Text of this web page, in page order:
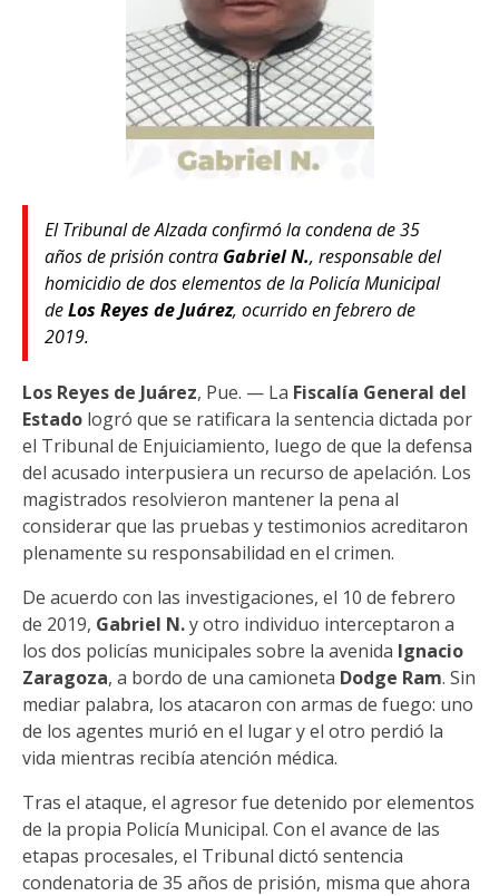
El Tribunal de Alzada confirmó la condena de 35
años de prisión contra Gabriel N., responsable del
homicidio de dos elementos de la Policía Municipal
deLos Reyes de Juárez, ocurrido en febrero de
2019.
Los Reyes de Juárez, Pue. — La Fiscalía General del
Estado logró que se ratificara la sentencia dictada por
el Tribunal de Enjuiciamiento, luego de que la defensa
del acusado interpusiera un recurso de apelación. Los
magistrados resolvieron mantener la pena al
considerar que las pruebas y testimonios acreditaron
plenamente su responsabilidad en el crimen.
De acuerdo con las investigaciones, el 10 de febrero
de 2019, Gabriel N.y otro individuo interceptaron a
los dos policías municipales sobre la avenida Ignacio
Zaragoza, a bordo de una camioneta Dodge Ram. Sin
mediar palabra, los atacaron con armas de fuego: uno
de los agentes murió en el lugar y el otro perdió la
vida mientras recibía atención médica.
Tras el ataque, el agresor fue detenido por elementos
de la propia Policía Municipal. Con el avance de las
etapas procesales, el Tribunal dictó sentencia
condenatoria de 35 años de prisión, misma que ahora